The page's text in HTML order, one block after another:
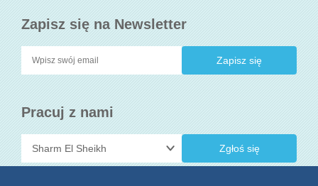
Zapisz się na Newsletter
Pracuj z nami
Zgłoś się